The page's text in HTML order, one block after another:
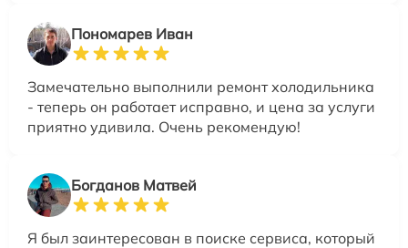
Пономарев Иван
Замечательно выполнили ремонт холодильника
- теперь он работает исправно, и цена за услуги
приятно удивила. Очень рекомендую!
Богданов Матвей
Я был заинтересован в поиске сервиса, который